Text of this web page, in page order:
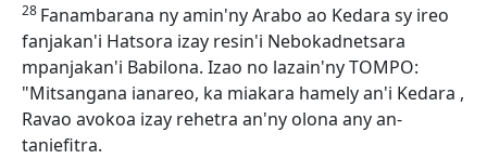
28 Fanambarana ny amin'ny Arabo ao Kedara sy ireo
fanjakan'i Hatsora izay resin'i Nebokadnetsara
mpanjakan'i Babilona. Izao no lazain'ny TOMPO:
"Mitsangana ianareo, ka miakara hamely an'i Kedara ,
Ravao avokoa izay rehetra an'ny olona any an-
taniefitra.